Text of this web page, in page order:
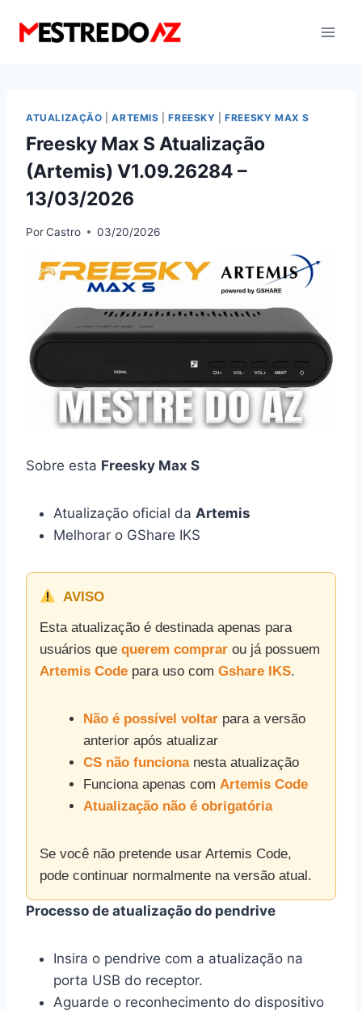
para
ATUALIZAÇÃO |ARTEMIS |FREESKY |FREESKY MAX S
Freesky Max S Atualização
(Artemis) V1.09.26284 –
13/03/2026
PorCastro 03/20/2026
Sobre esta Freesky Max S
Atualização oficial da Artemis
Melhorar o GShare IKS
AVISO
Esta atualização é destinada apenas para
usuários que querem comprar ou já possuem
Artemis Code para uso com Gshare IKS.
Não é possível voltar para a versão
anterior após atualizar
CS não funcionanesta atualização
Funciona apenas com Artemis Code
Atualização não é obrigatória
Se você não pretende usar Artemis Code,
pode continuar normalmente na versão atual.
Processo de atualização do pendrive
Insira o pendrive com a atualização na
porta USB do receptor.
Aguarde o reconhecimento do dispositivo